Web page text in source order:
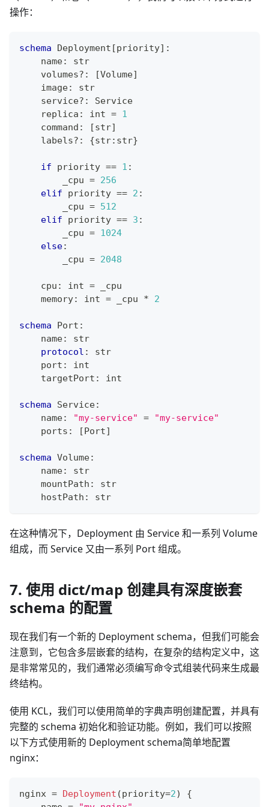
操作：
schema Deployment [priority] :
    name
:
str
    volumes
? : [Volume]
    image
:
str
    service
? :
Service
    replica
: int = 1
    command
: [str]
    labels
? : {str: str}
if priority == 1 :
        _cpu
= 256
elif priority == 2 :
        _cpu
= 512
elif priority == 3 :
        _cpu
= 1024
else:
        _cpu
= 2048
    cpu
: int = _cpu
    memory
: int = _cpu * 2
schema Port :
    name
:
str
protocol :
str
    port
:
int
    targetPort
: int
schema Service:
    name
: "my-service" =
"my-service"
    ports
: [Port]
schema Volume:
    name
:
str
    mountPath
:
str
    hostPath
: str
在这种情况下，Deployment 由 Service 和一系列 Volume
组成，而 Service 又由一系列 Port 组成。
7. 使用 dict/map 创建具有深度嵌套
schema 的配置
现在我们有一个新的 Deployment schema，但我们可能会
注意到，它包含多层嵌套的结构，在复杂的结构定义中，这
是非常常见的，我们通常必须编写命令式组装代码来生成最
终结构。
使用 KCL，我们可以使用简单的字典声明创建配置，并具有
完整的 schema 初始化和验证功能。例如，我们可以按照
以下方式使用新的 Deployment schema简单地配置
nginx：
nginx = Deployment (priority=2) {